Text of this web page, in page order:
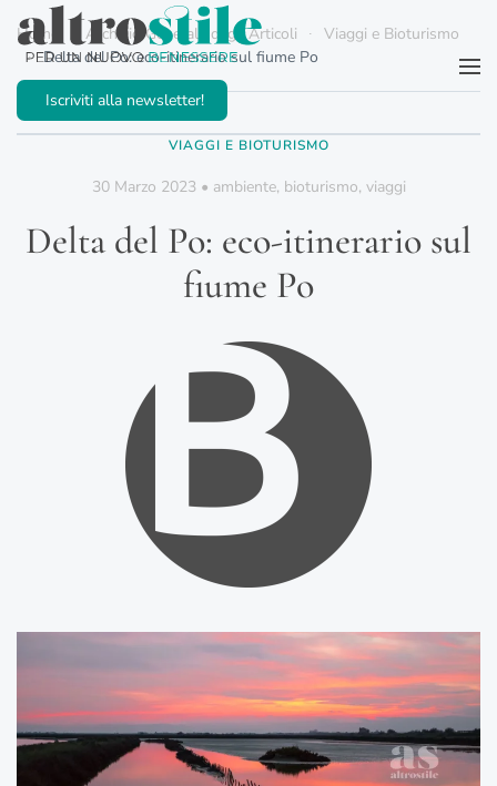
Passa al contenuto principale
Iscriviti alla newsletter!
Home Archivio Generale degli Articoli
Viaggi e Bioturismo
Delta del Po: eco-itinerario sul fiume Po
VIAGGI E BIOTURISMO
30 Marzo 2023• ambiente, bioturismo, viaggi
Delta del Po: eco-itinerario sul
fiume Po